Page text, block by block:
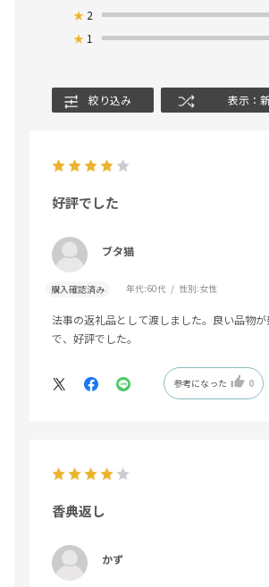
★ 2
★ 1
絞り込み 表示：
好評でした
ブタ猫
購入確認済み 年代:60代 性別:女性
法事の返礼品として渡しました。良い品物
で、好評でした。
参考になった 0
香典返し
かず